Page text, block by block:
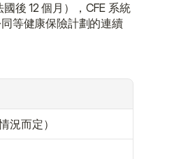
後 12 個月），CFE 系統
等健康保險計劃的連續
況而定）